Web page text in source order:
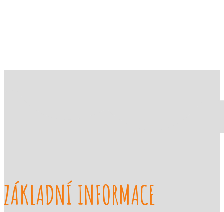
ZÁKLADNÍ INFORMACE